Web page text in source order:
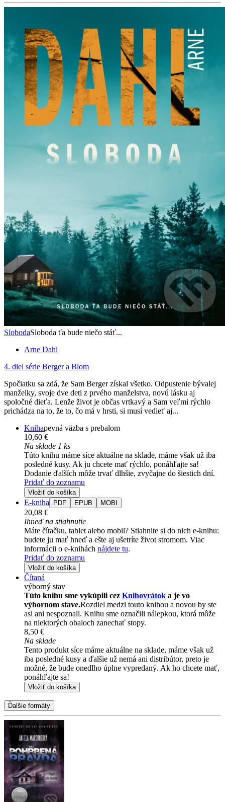
SlobodaSloboda ťa bude niečo stáť...
Arne Dahl
4. diel série Berger a Blom
Spočiatku sa zdá, že Sam Berger získal všetko. Odpustenie bývalej
manželky, svoje dve deti z prvého manželstva, novú lásku aj
spoločné dieťa. Lenže život je občas vrtkavý a Sam veľmi rýchlo
prichádza na to, že to, čo má v hrsti, si musí vedieť aj...
Knihapevná väzba s prebalom
10,60 €
Na sklade 1 ks
Túto knihu máme síce aktuálne na sklade, máme však už iba
posledné kusy. Ak ju chcete mať rýchlo, ponáhľajte sa!
Dodanie ďalších môže trvať dlhšie, zvyčajne do šiestich dní.
Pridať do zoznamu
Vložiť do košíka
E-kniha PDF EPUB MOBI
20,08 €
Ihneď na stiahnutie
Máte čítačku, tablet alebo mobil? Stiahnite si do nich e-knihu:
budete ju mať hneď a ešte aj ušetríte život stromom. Viac
informácii o e-knihách nájdete tu.
Pridať do zoznamu
Vložiť do košíka
Čítaná
výborný stav
Túto knihu sme vykúpili cez Knihovrátok a je vo
výbornom stave.Rozdiel medzi touto knihou a novou by ste
asi ani nespoznali. Knihu sme označili nálepkou, ktorá môže
na niektorých obaloch zanechať stopy.
8,50 €
Na sklade
Tento produkt síce máme aktuálne na sklade, máme však už
iba posledné kusy a ďalšie už nemá ani distribútor, preto je
možné, že bude onedlho úplne vypredaný. Ak ho chcete mať,
ponáhľajte sa!
Vložiť do košíka
Ďalšie formáty